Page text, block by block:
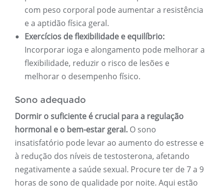
com peso corporal pode aumentar a resistência
e a aptidão física geral.
Exercícios de flexibilidade e equilíbrio:
Incorporar ioga e alongamento pode melhorar a
flexibilidade, reduzir o risco de lesões e
melhorar o desempenho físico.
Sono adequado
Dormir o suficiente é crucial para a regulação
hormonal e o bem-estar geral. O sono
insatisfatório pode levar ao aumento do estresse e
à redução dos níveis de testosterona, afetando
negativamente a saúde sexual. Procure ter de 7 a 9
horas de sono de qualidade por noite. Aqui estão